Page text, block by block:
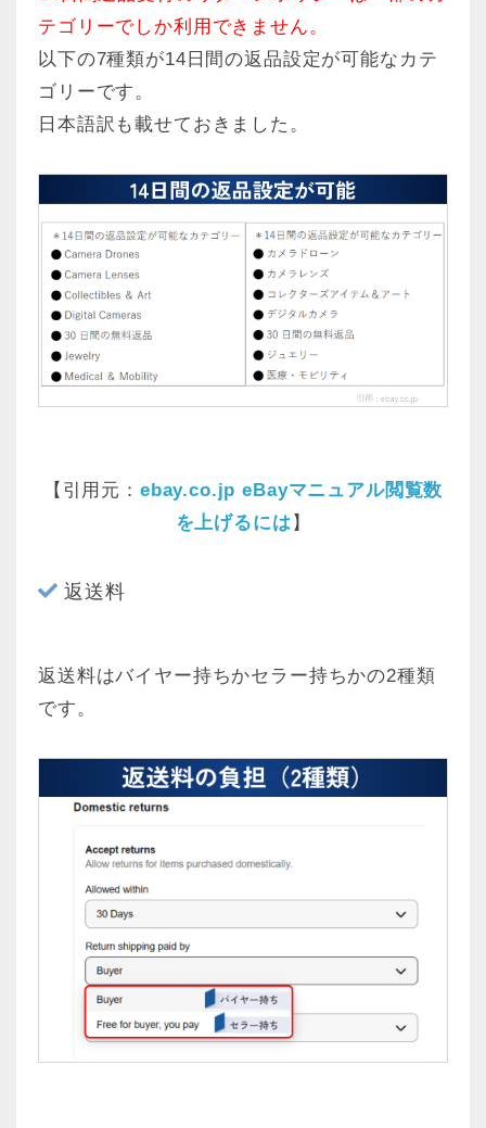
テゴリーでしか利用できません。
以下の7種類が14日間の返品設定が可能なカテ
ゴリーです。
日本語訳も載せておきました。
【引用元： ebay.co.jp eBayマニュアル閲覧数
を上げるには 】
返送料
返送料はバイヤー持ちかセラー持ちかの2種類
です。